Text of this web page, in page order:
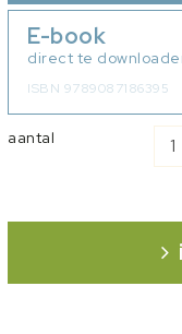
E-book
direct te
ISBN 9789087186395
aantal